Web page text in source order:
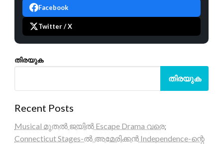
Facebook
Twitter / X
തിരയുക
തിരയുക
Recent Posts
Musical മുതൽ ജയിൽ Escape Drama വരെ:
Connecticut Stages-ൽ അമേരിക്കൻ Independence-ന്റെ